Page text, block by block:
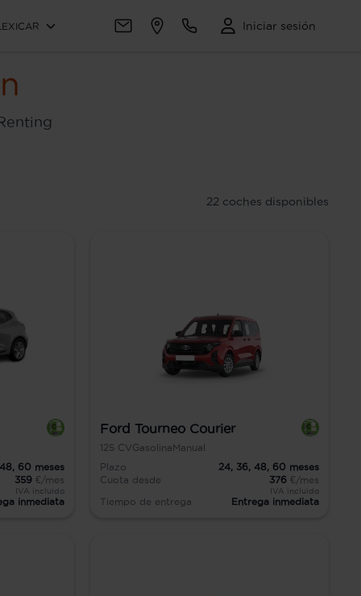
Iniciar sesión
22 coches disponibles
48, 60 meses
359 €/mes
IVA incluido
inmediata
Ford Tourneo Courier
125 CVGasolina Manual
Plazo
24, 36, 48, 60 meses
Cuota desde
376 €/mes
IVA incluido
Tiempo de entrega Entrega inmediata